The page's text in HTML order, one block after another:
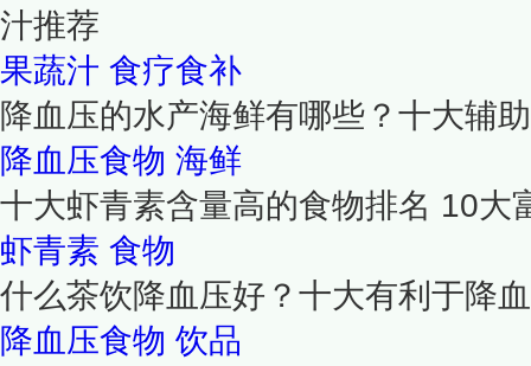
汁推荐
果蔬汁 食疗食补
降血压的水产海鲜有哪些？十大辅
降血压食物 海鲜
十大虾青素含量高的食物排名 10大
虾青素 食物
什么茶饮降血压好？十大有利于降
降血压食物 饮品